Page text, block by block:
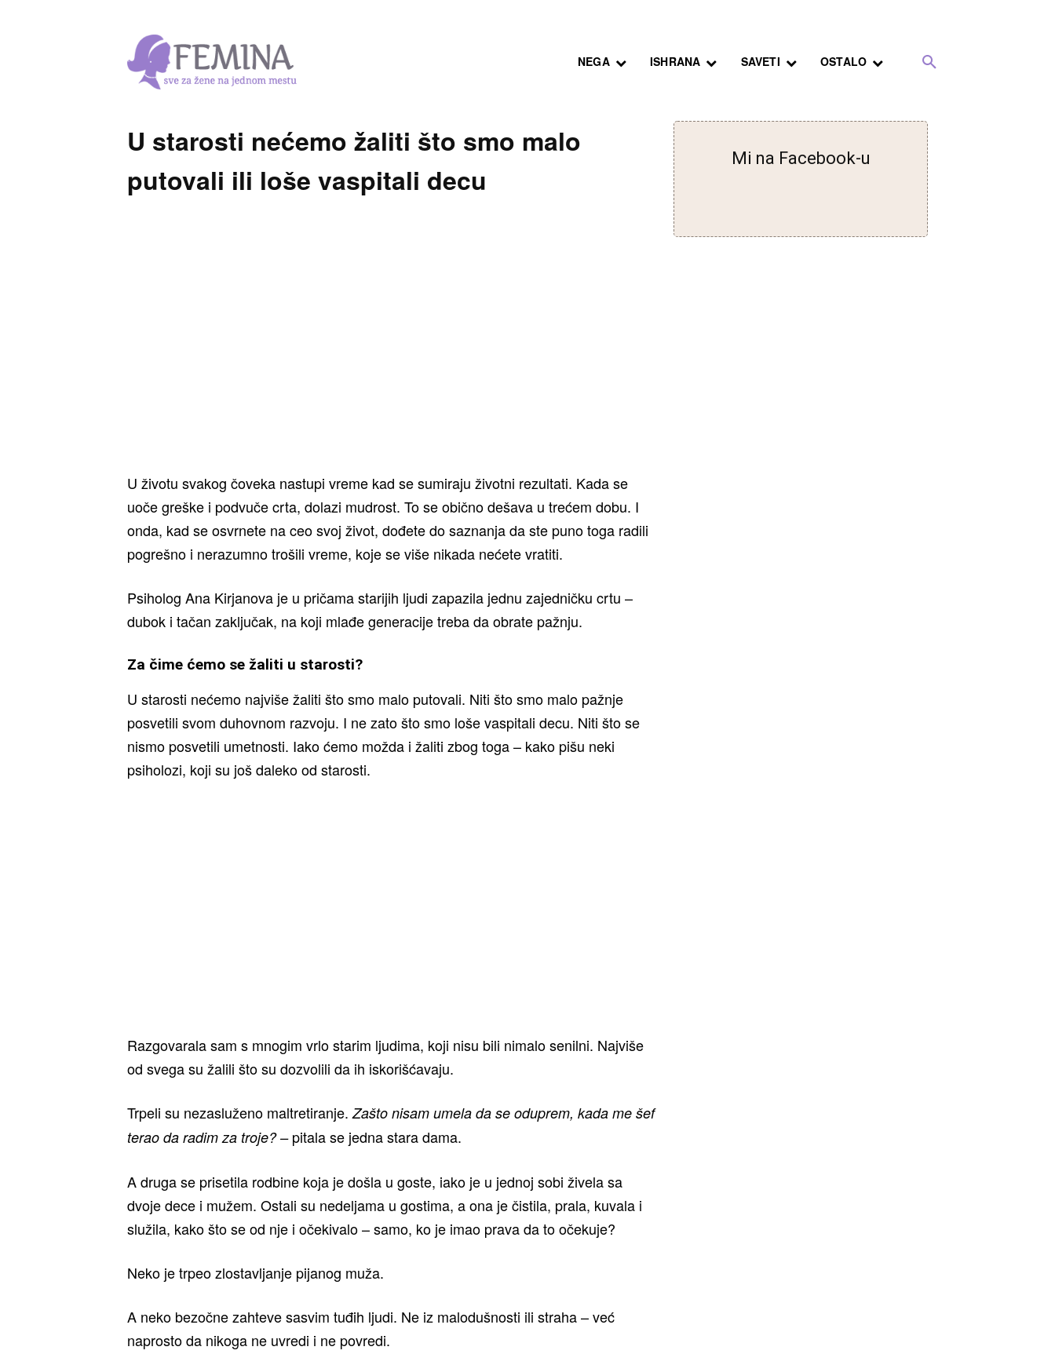
NEGA ISHRANA SAVETI OSTALO
U starosti nećemo žaliti što smo malo
putovali ili loše vaspitali decu
U životu svakog čoveka nastupi vreme kad se sumiraju životni rezultati. Kada se
uoče greške i podvuče crta, dolazi mudrost. To se obično dešava u trećem dobu. I
onda, kad se osvrnete na ceo svoj život, dođete do saznanja da ste puno toga radili
pogrešno i nerazumno trošili vreme, koje se više nikada nećete vratiti.
Psiholog Ana Kirjanova je u pričama starijih ljudi zapazila jednu zajedničku crtu –
dubok i tačan zaključak, na koji mlađe generacije treba da obrate pažnju.
Za čime ćemo se žaliti u starosti?
U starosti nećemo najviše žaliti što smo malo putovali. Niti što smo malo pažnje
posvetili svom duhovnom razvoju. I ne zato što smo loše vaspitali decu. Niti što se
nismo posvetili umetnosti. Iako ćemo možda i žaliti zbog toga – kako pišu neki
psiholozi, koji su još daleko od starosti.
Razgovarala sam s mnogim vrlo starim ljudima, koji nisu bili nimalo senilni. Najviše
od svega su žalili što su dozvolili da ih iskorišćavaju.
Trpeli su nezasluženo maltretiranje. Zašto nisam umela da se oduprem, kada me šef
terao da radim za troje? –pitala se jedna stara dama.
A druga se prisetila rodbine koja je došla u goste, iako je u jednoj sobi živela sa
dvoje dece i mužem. Ostali su nedeljama u gostima, a ona je čistila, prala, kuvala i
služila, kako što se od nje i očekivalo – samo, ko je imao prava da to očekuje?
Neko je trpeo zlostavljanje pijanog muža.
A neko bezočne zahteve sasvim tuđih ljudi. Ne iz malodušnosti ili straha – već
naprosto da nikoga ne uvredi i ne povredi.
Mi na Facebook-u